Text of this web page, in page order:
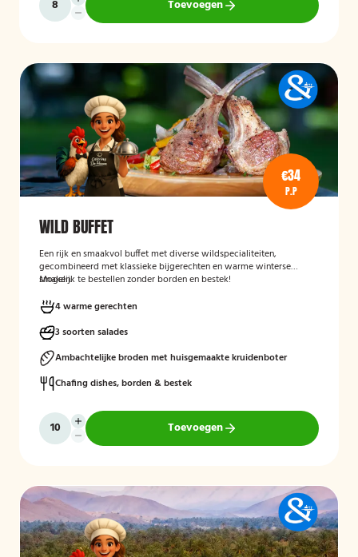
Toevoegen
€34
P.P
WILD BUFFET
Een rijk en smaakvol buffet met diverse wildspecialiteiten,
gecombineerd met klassieke bijgerechten en warme winterse
smaken.
Mogelijk te bestellen zonder borden en bestek!
4 warme gerechten
3 soorten salades
Ambachtelijke broden met huisgemaakte kruidenboter
Chafing dishes, borden & bestek
Toevoegen